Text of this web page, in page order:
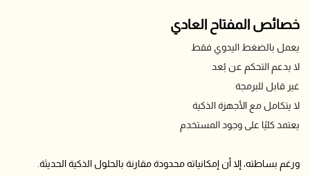
خصائص المفتاح العادي
يعمل بالضغط اليدوي فقط
لا يدعم التحكم عن بُعد
غير قابل للبرمجة
لا يتكامل مع الأجهزة الذكية
يعتمد كليًا على وجود المستخدم
ورغم بساطته، إلا أن إمكانياته محدودة مقارنة بالحلول الذكية الحديثة.